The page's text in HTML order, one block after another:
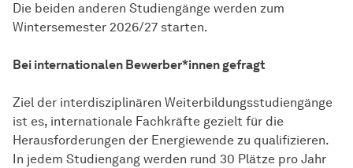
Die beiden anderen Studiengänge werden zum
Wintersemester 2026/27 starten.
Bei internationalen Bewerber*innen gefragt
Ziel der interdisziplinären Weiterbildungsstudiengänge
ist es, internationale Fachkräfte gezielt für die
Herausforderungen der Energiewende zu qualifizieren.
In jedem Studiengang werden rund 30 Plätze pro Jahr